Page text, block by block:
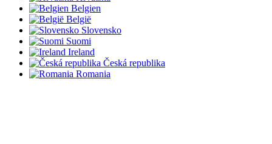
Belgien
België
Slovensko
Suomi
Ireland
Česká republika
Romania